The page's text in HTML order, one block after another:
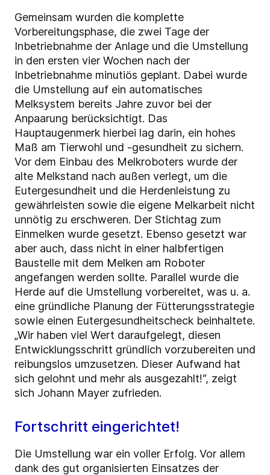
Gemeinsam wurden die komplette
Vorbereitungsphase, die zwei Tage der
Inbetriebnahme der Anlage und die Umstellung
in den ersten vier Wochen nach der
Inbetriebnahme minutiös geplant. Dabei wurde
die Umstellung auf ein automatisches
Melksystem bereits Jahre zuvor bei der
Anpaarung berücksichtigt. Das
Hauptaugenmerk hierbei lag darin, ein hohes
Maß am Tierwohl und -gesundheit zu sichern.
Vor dem Einbau des Melkroboters wurde der
alte Melkstand nach außen verlegt, um die
Eutergesundheit und die Herdenleistung zu
gewährleisten sowie die eigene Melkarbeit nicht
unnötig zu erschweren. Der Stichtag zum
Einmelken wurde gesetzt. Ebenso gesetzt war
aber auch, dass nicht in einer halbfertigen
Baustelle mit dem Melken am Roboter
angefangen werden sollte. Parallel wurde die
Herde auf die Umstellung vorbereitet, was u. a.
eine gründliche Planung der Fütterungsstrategie
sowie einen Eutergesundheitscheck beinhaltete.
„Wir haben viel Wert daraufgelegt, diesen
Entwicklungsschritt gründlich vorzubereiten und
reibungslos umzusetzen. Dieser Aufwand hat
sich gelohnt und mehr als ausgezahlt!“, zeigt
sich Johann Mayer zufrieden.
Fortschritt eingerichtet!
Die Umstellung war ein voller Erfolg. Vor allem
dank des gut organisierten Einsatzes der